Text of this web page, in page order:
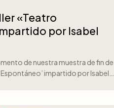
«Teatro
por Isabel
de nuestra muestra de fin de
impartido por Isabel…